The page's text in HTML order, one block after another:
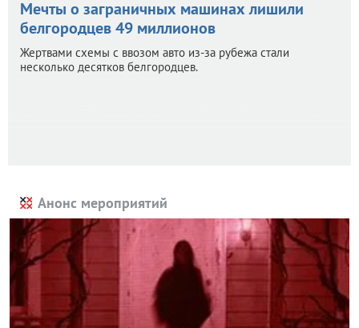
Мечты о заграничных машинах лишили
белгородцев 49 миллионов
Жертвами схемы с ввозом авто из-за рубежа стали
несколько десятков белгородцев.
Анонс мероприятий